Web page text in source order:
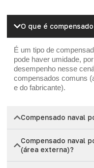
O que é
É um tipo de
pode haver umidade,
desempenho nesse
compensados comuns
e do fabricante).
Compensado naval
Compensado naval
(área externa)?